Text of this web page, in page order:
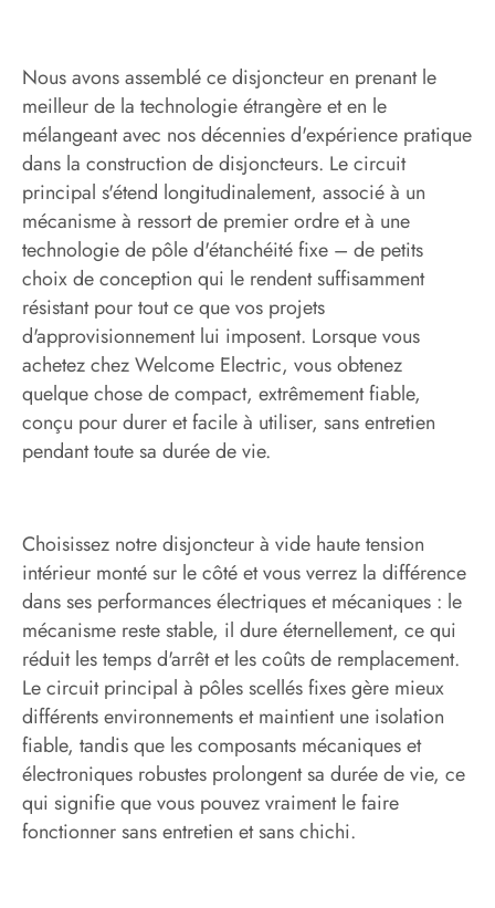
Nous avons assemblé ce disjoncteur en prenant le
meilleur de la technologie étrangère et en le
mélangeant avec nos décennies d'expérience pratique
dans la construction de disjoncteurs. Le circuit
principal s'étend longitudinalement, associé à un
mécanisme à ressort de premier ordre et à une
technologie de pôle d'étanchéité fixe – de petits
choix de conception qui le rendent suffisamment
résistant pour tout ce que vos projets
d'approvisionnement lui imposent. Lorsque vous
achetez chez Welcome Electric, vous obtenez
quelque chose de compact, extrêmement fiable,
conçu pour durer et facile à utiliser, sans entretien
pendant toute sa durée de vie.
Choisissez notre disjoncteur à vide haute tension
intérieur monté sur le côté et vous verrez la différence
dans ses performances électriques et mécaniques : le
mécanisme reste stable, il dure éternellement, ce qui
réduit les temps d'arrêt et les coûts de remplacement.
Le circuit principal à pôles scellés fixes gère mieux
différents environnements et maintient une isolation
fiable, tandis que les composants mécaniques et
électroniques robustes prolongent sa durée de vie, ce
qui signifie que vous pouvez vraiment le faire
fonctionner sans entretien et sans chichi.